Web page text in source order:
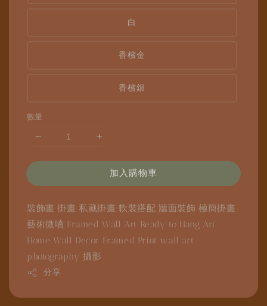
白
香檳金
香檳銀
數量
加入購物車
裝飾畫掛畫 私藏掛畫軟裝搭配 牆面裝飾極簡掛畫
藝術微噴 Framed Wall Art Ready to Hang Art
Home Wall Decor Framed Print wall art
photography攝影
分享